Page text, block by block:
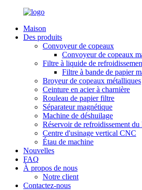
Maison
Des produits
Convoyeur de copeaux
Convoyeur de copeaux
Filtre à liquide de
Filtre à bande de papier
Broyeur de copeaux métalliques
Ceinture en acier à charnière
Rouleau de papier filtre
Séparateur magnétique
Machine de déshuilage
Réservoir de refroidissement du
Centre d'usinage vertical CNC
Étau de machine
Nouvelles
FAQ
À propos de nous
Notre client
Contactez-nous